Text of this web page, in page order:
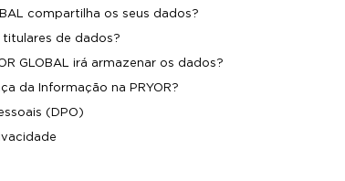
compartilha os seus dados?
titulares de dados?
GLOBAL irá armazenar os dados?
da Informação na PRYOR?
(DPO)